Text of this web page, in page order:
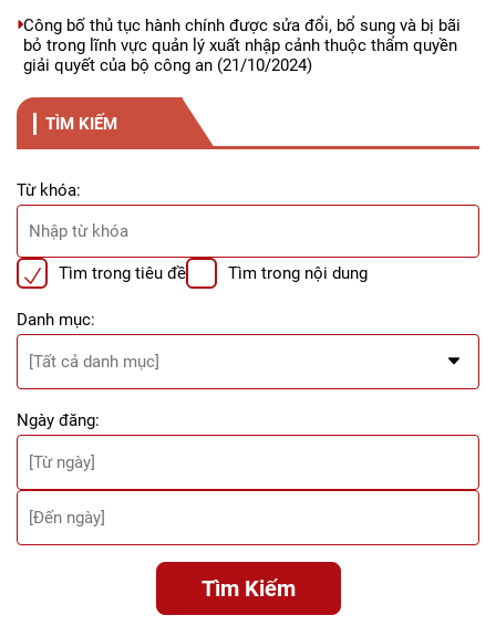
Công bố thủ tục hành chính được sửa đổi, bổ sung và bị bãi
bỏ trong lĩnh vực quản lý xuất nhập cảnh thuộc thẩm quyền
giải quyết của bộ công an (21/10/2024)
TÌM KIẾM
Từ khóa:
Tìm trong tiêu đề Tìm trong nội dung
Danh mục:
Ngày đăng:
Tìm Kiếm